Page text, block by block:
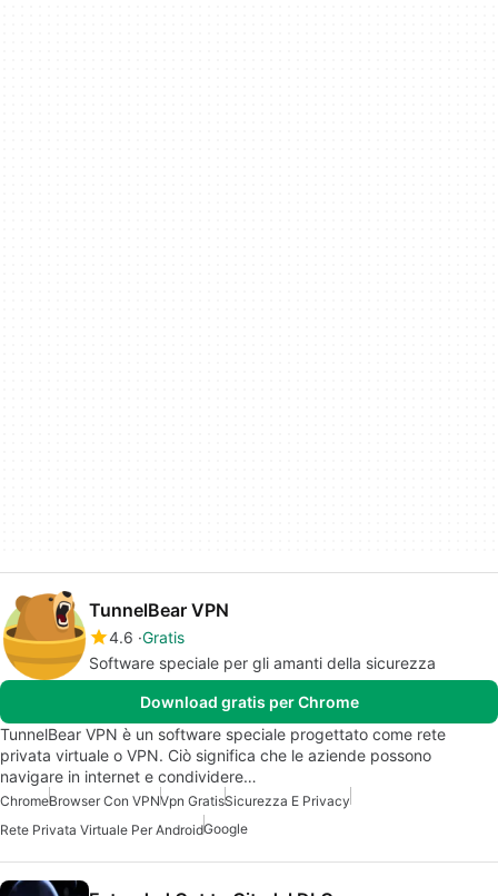
TunnelBear VPN
4.6 Gratis
Software speciale per gli amanti della sicurezza
Download gratis per Chrome
TunnelBear VPN è un software speciale progettato come rete
privata virtuale o VPN. Ciò significa che le aziende possono
navigare in internet e condividere…
ChromeBrowser Con VPNVpn GratisSicurezza E Privacy
Rete Privata Virtuale Per AndroidGoogle